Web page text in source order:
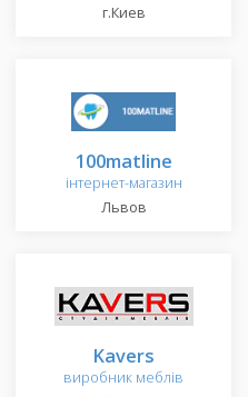
г.Киев
100matline
інтернет-магазин
Львов
Kavers
виробник меблів